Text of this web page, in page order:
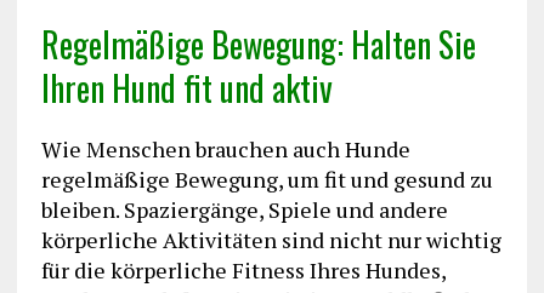
Regelmäßige Bewegung: Halten Sie
Ihren Hund fit und aktiv
Wie Menschen brauchen auch Hunde
regelmäßige Bewegung, um fit und gesund zu
bleiben. Spaziergänge, Spiele und andere
körperliche Aktivitäten sind nicht nur wichtig
für die körperliche Fitness Ihres Hundes,